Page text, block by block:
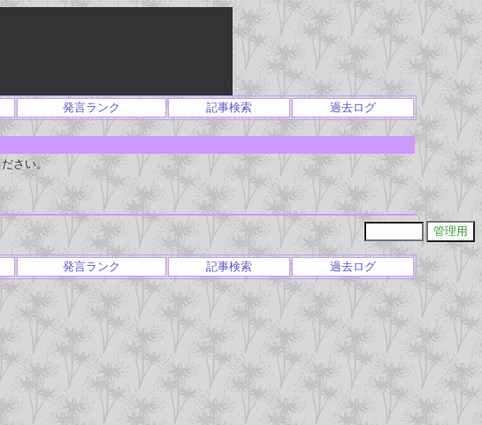
発言ランク 記事検索 過去ログ
さい。
発言ランク 記事検索 過去ログ